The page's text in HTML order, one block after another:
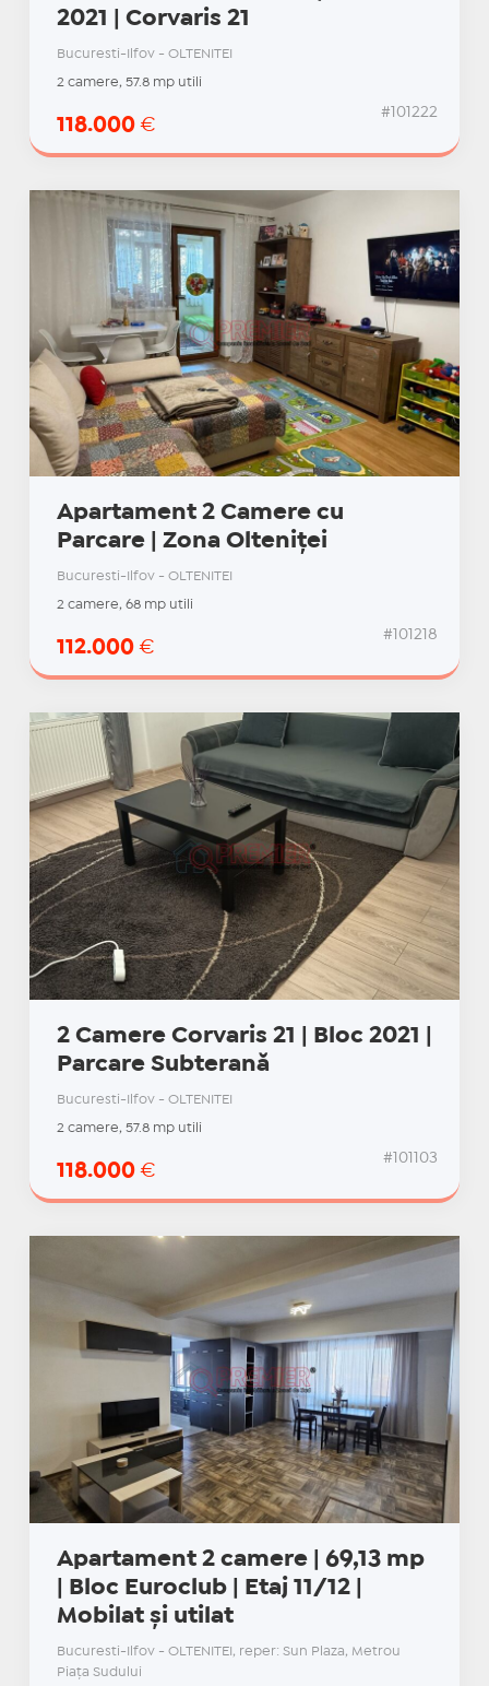
2021 | Corvaris 21
Bucuresti-Ilfov - OLTENITEI
2 camere, 57.8 mp utili
118.000 €
#101222
Apartament 2 Camere cu
Parcare | Zona Olteniței
Bucuresti-Ilfov - OLTENITEI
2 camere, 68 mp utili
112.000 €
#101218
2 Camere Corvaris 21 | Bloc 2021 |
Parcare Subterană
Bucuresti-Ilfov - OLTENITEI
2 camere, 57.8 mp utili
118.000 €
#101103
Apartament 2 camere | 69,13 mp
| Bloc Euroclub | Etaj 11/12 |
Mobilat și utilat
Bucuresti-Ilfov - OLTENITEI, reper: Sun Plaza, Metrou
Piața Sudului